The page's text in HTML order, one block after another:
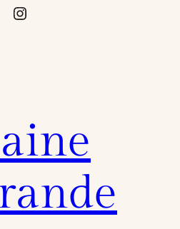
Instagram